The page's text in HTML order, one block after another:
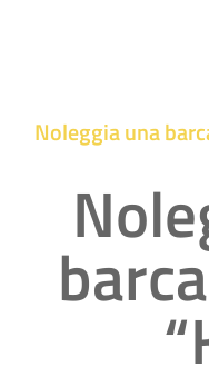
Noleggia una